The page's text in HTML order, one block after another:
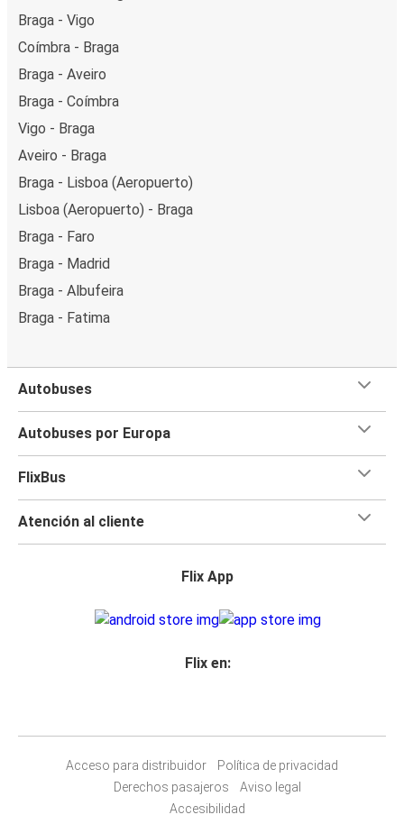
Braga - Vigo
Coímbra - Braga
Braga - Aveiro
Braga - Coímbra
Vigo - Braga
Aveiro - Braga
Braga - Lisboa (Aeropuerto)
Lisboa (Aeropuerto) - Braga
Braga - Faro
Braga - Madrid
Braga - Albufeira
Braga - Fatima
Autobuses
Autobuses por Europa
FlixBus
Atención al cliente
Flix App
Flix en:
Acceso para distribuidor
Política de privacidad
Derechos pasajeros
Aviso legal
Accesibilidad